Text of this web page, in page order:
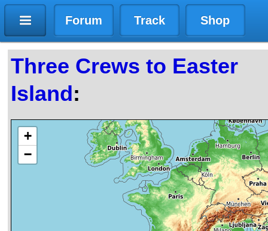
Forum Track Shop
Three Crews to Easter
Island:
+
−